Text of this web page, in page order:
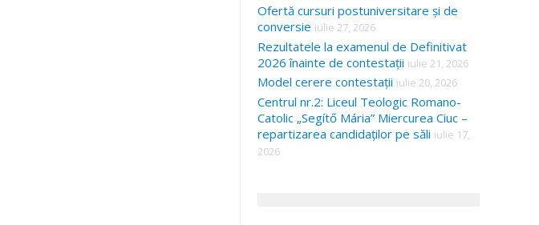
Ofertă cursuri postuniversitare și de
conversie iulie 27, 2026
Rezultatele la examenul de Definitivat
2026 înainte de contestații iulie 21, 2026
Model cerere contestații iulie 20, 2026
Centrul nr.2: Liceul Teologic Romano-
Catolic „Segítő Mária” Miercurea Ciuc –
repartizarea candidaților pe săli iulie 17,
2026